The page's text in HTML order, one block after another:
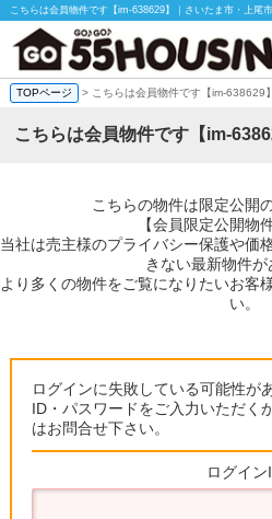
TOPページ > こちらは会員物件です【im-638629】
こちらは会員物件です【im-
こちらの物件は限定公開
【会員限定公開物
当社は売主様のプライバシー保護や価
きない最新物件が
より多くの物件をご覧になりたいお客
い。
ログインに失敗している可能性が
ID・パスワードをご入力いただく
はお問合せ下さい。
ログイン